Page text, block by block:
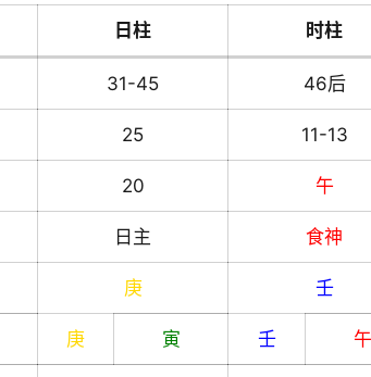
日柱 时柱
31-45 46后
25 11-13
20 午
日主 食神
庚 壬
庚 寅 壬 午